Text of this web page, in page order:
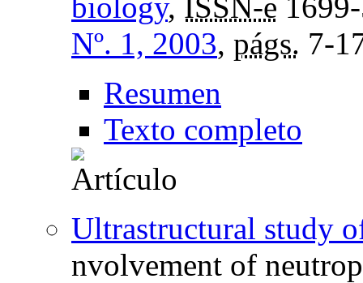
Nº. 1, 2003, págs. 7-
Resumen
Texto completo
Ultrastructural study
nvolvement of